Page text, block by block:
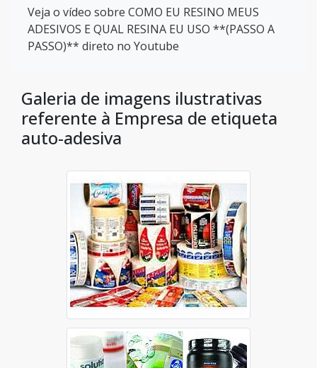
Veja o vídeo sobre COMO EU RESINO MEUS
ADESIVOS E QUAL RESINA EU USO **(PASSO A
PASSO)** direto no Youtube
Galeria de imagens ilustrativas
referente à Empresa de etiqueta
auto-adesiva